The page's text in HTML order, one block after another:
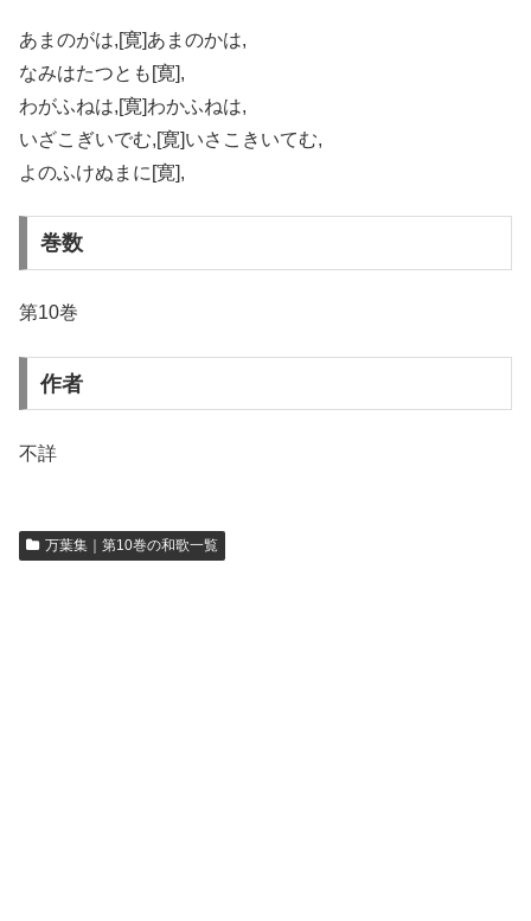
あまのがは,[寛]あまのかは,
なみはたつとも[寛],
わがふねは,[寛]わかふねは,
いざこぎいでむ,[寛]いさこきいてむ,
よのふけぬまに[寛],
巻数
第10巻
作者
不詳
万葉集｜第10巻の和歌一覧